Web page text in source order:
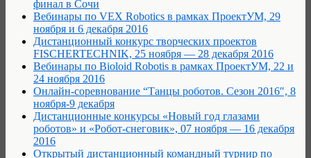
финал в Сочи
Вебинары по VEX Robotics в рамках ПроектУМ, 29
ноября и 6 декабря 2016
Дистанционный конкурс творческих проектов
FISCHERTECHNIK, 25 ноября — 28 декабря 2016
Вебинары по Bioloid Robotis в рамках ПроектУМ, 22 и
24 ноября 2016
Онлайн-соревнование “Танцы роботов. Сезон 2016″, 8
ноября-9 декабря
Дистанционные конкурсы «Новый год глазами
роботов» и «Робот-снеговик», 07 ноября — 16 декабря
2016
Открытый дистанционный командный турнир по